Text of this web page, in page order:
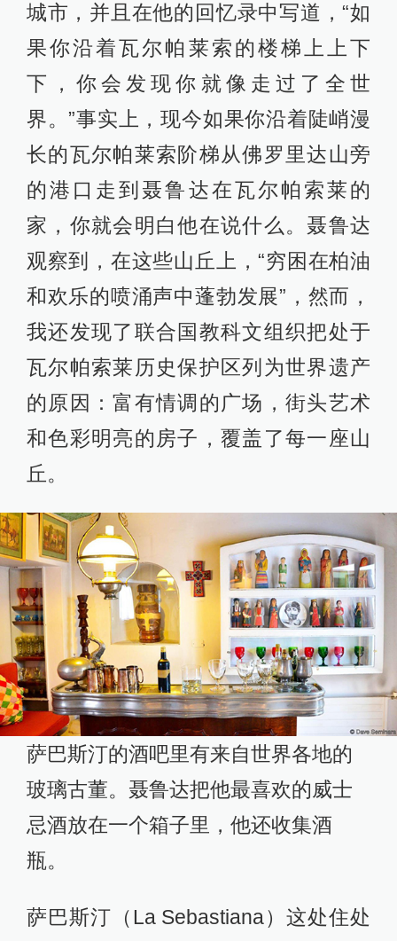
城市，并且在他的回忆录中写道，“如
果你沿着瓦尔帕莱索的楼梯上上下
下，你会发现你就像走过了全世
界。”事实上，现今如果你沿着陡峭漫
长的瓦尔帕莱索阶梯从佛罗里达山旁
的港口走到聂鲁达在瓦尔帕索莱的
家，你就会明白他在说什么。聂鲁达
观察到，在这些山丘上，“穷困在柏油
和欢乐的喷涌声中蓬勃发展”，然而，
我还发现了联合国教科文组织把处于
瓦尔帕索莱历史保护区列为世界遗产
的原因：富有情调的广场，街头艺术
和色彩明亮的房子，覆盖了每一座山
丘。
萨巴斯汀的酒吧里有来自世界各地的
玻璃古董。聂鲁达把他最喜欢的威士
忌酒放在一个箱子里，他还收集酒
瓶。
萨巴斯汀（La Sebastiana）这处住处